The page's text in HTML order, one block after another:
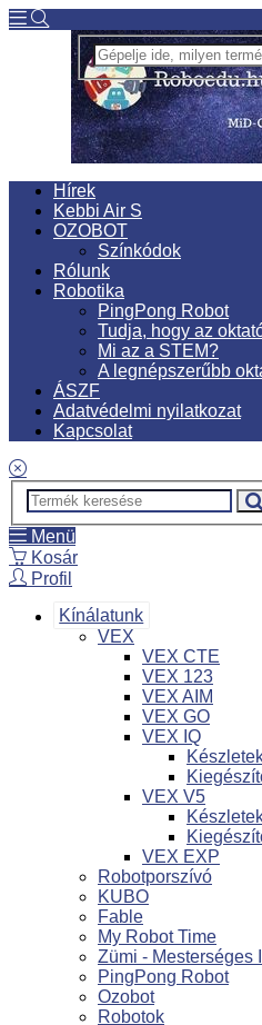
Hírek
Kebbi Air S
OZOBOT
Színkódok
Rólunk
Robotika
PingPong Robot
Tudja, hogy az
Mi az a STEM?
A legnépszerűbb
ÁSZF
Adatvédelmi nyilatkozat
Kapcsolat
Menü
Kosár
Profil
Kínálatunk
VEX
VEX CTE
VEX 123
VEX AIM
VEX GO
VEX IQ
VEX V5
VEX EXP
Robotporszívó
KUBO
Fable
My Robot Time
Zümi - Mesterséges
PingPong Robot
Ozobot
Robotok